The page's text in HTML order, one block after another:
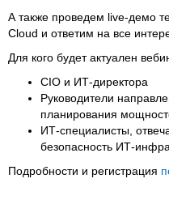
А также проведем live-демо
Cloud и ответим на все
Для кого будет актуален
CIO и ИТ-директора
Руководители
планирования
ИТ-специалисты,
безопасность ИТ-
Подробности и регистрация